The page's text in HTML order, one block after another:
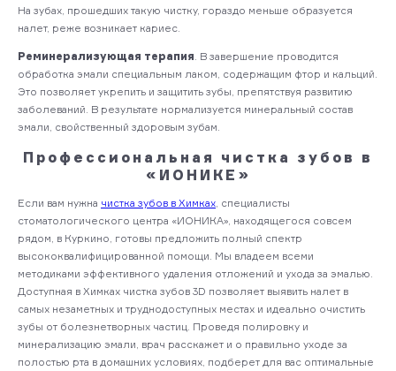
На зубах, прошедших такую чистку, гораздо меньше образуется
налет, реже возникает кариес.
Реминерализующая терапия. В завершение проводится
обработка эмали специальным лаком, содержащим фтор и кальций.
Это позволяет укрепить и защитить зубы, препятствуя развитию
заболеваний. В результате нормализуется минеральный состав
эмали, свойственный здоровым зубам.
Профессиональная чистка зубов в
«ИОНИКЕ»
Если вам нужна чистка зубов в Химках , специалисты
стоматологического центра «ИОНИКА», находящегося совсем
рядом, в Куркино, готовы предложить полный спектр
высококвалифицированной помощи. Мы владеем всеми
методиками эффективного удаления отложений и ухода за эмалью.
Доступная в Химках чистка зубов 3D позволяет выявить налет в
самых незаметных и труднодоступных местах и идеально очистить
зубы от болезнетворных частиц. Проведя полировку и
минерализацию эмали, врач расскажет и о правильно уходе за
полостью рта в домашних условиях, подберет для вас оптимальные